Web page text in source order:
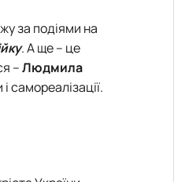
за подіями на
. А ще – це
–Людмила
самореалізації.